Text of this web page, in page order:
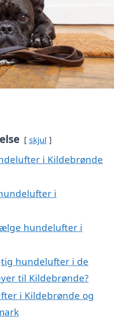
skjul
i Kildebrønde
i
hundelufter i
hundelufter i de
til Kildebrønde?
i Kildebrønde og